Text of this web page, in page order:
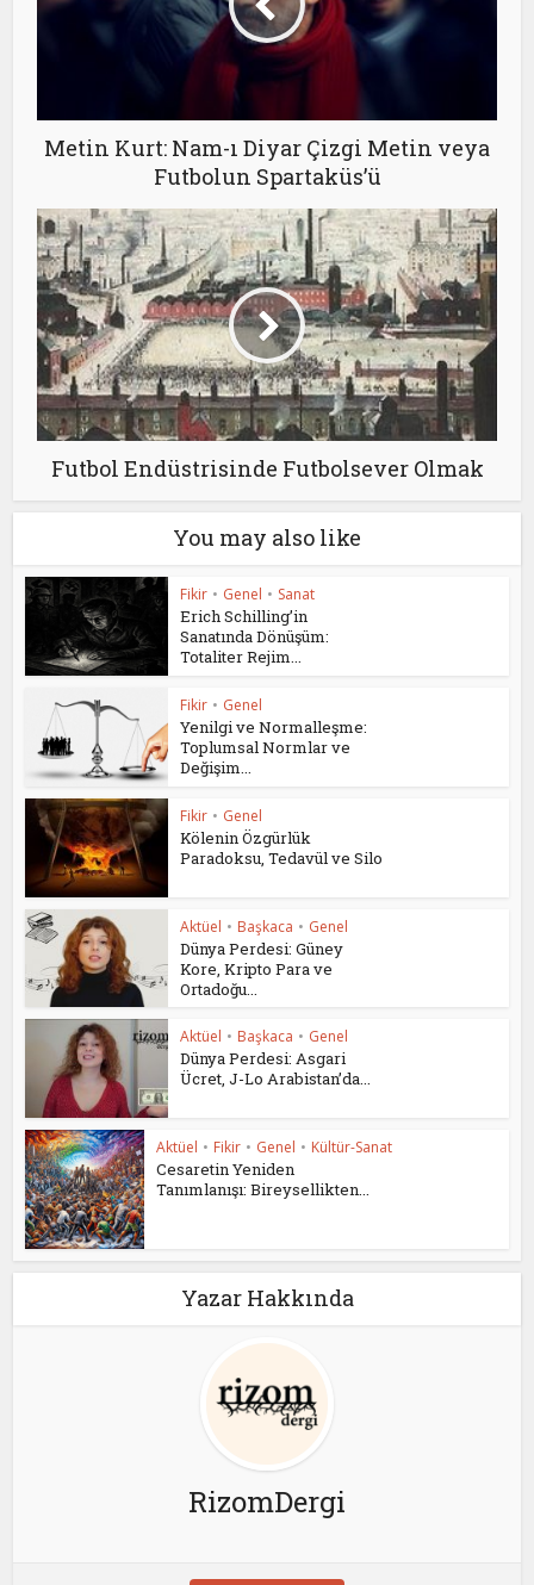
Metin Kurt: Nam-ı Diyar Çizgi Metin veya
Futbolun Spartaküs’ü
Futbol Endüstrisinde Futbolsever Olmak
You may also like
Fikir • Genel • Sanat
Erich Schilling’in
Sanatında Dönüşüm:
Totaliter Rejim...
Fikir • Genel
Yenilgi ve Normalleşme:
Toplumsal Normlar ve
Değişim...
Fikir • Genel
Kölenin Özgürlük
Paradoksu, Tedavül ve Silo
Aktüel • Başkaca • Genel
Dünya Perdesi: Güney
Kore, Kripto Para ve
Ortadoğu...
Aktüel • Başkaca • Genel
Dünya Perdesi: Asgari
Ücret, J-Lo Arabistan’da...
Aktüel • Fikir • Genel • Kültür-Sanat
Cesaretin Yeniden
Tanımlanışı: Bireysellikten...
Yazar Hakkında
RizomDergi